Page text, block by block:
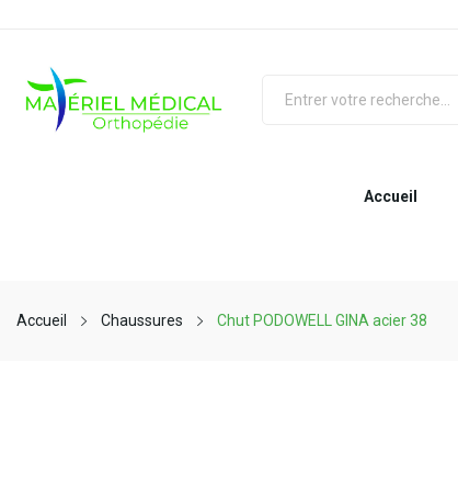
Accueil
Accueil Chaussures Chut PODOWELL GINA acier 38